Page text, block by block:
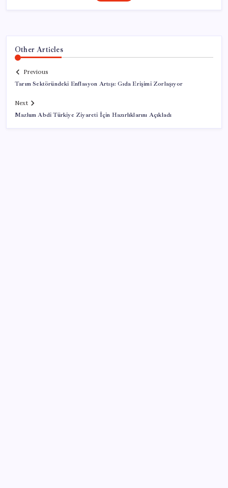
Other Articles
Previous
Tarım Sektöründeki Enflasyon Artışı: Gıda Erişimi Zorlaşıyor
Next
Mazlum Abdi Türkiye Ziyareti İçin Hazırlıklarını Açıkladı